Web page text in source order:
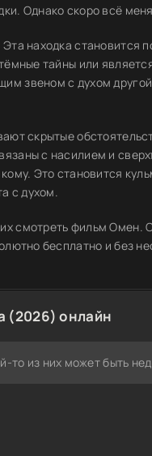
Однако скоро всё
находка становится
тайны или
звеном с духом
скрытые
с насилием и
Это становится
с духом.
смотреть фильм Омен.
бесплатно и без
(2026) онлайн
то из них может быть